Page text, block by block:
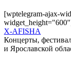
[wptelegram-ajax-
X-AFISHA
Концерты,
и Ярославской